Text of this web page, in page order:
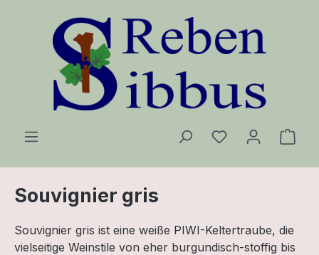
Zum Hauptinhalt springen
Souvignier gris
Souvignier gris ist eine weiße PIWI-Keltertraube, die
vielseitige Weinstile von eher burgundisch-stoffig bis